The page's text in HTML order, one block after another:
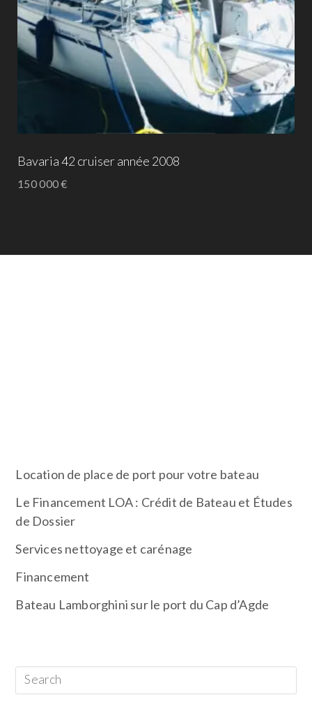
Bavaria 42 cruiser année 2008
150 000€
Location de place de port pour votre bateau
Le Financement LOA : Crédit de Bateau et Études
de Dossier
Services nettoyage et carénage
Financement
Bateau Lamborghini sur le port du Cap d’Agde